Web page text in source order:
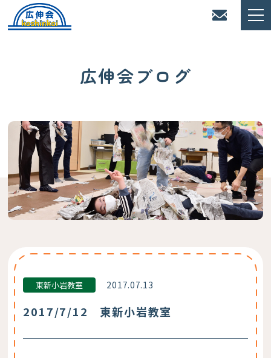
広伸会ブログ
東新小岩教室 2017.07.13
2017/7/12 東新小岩教室